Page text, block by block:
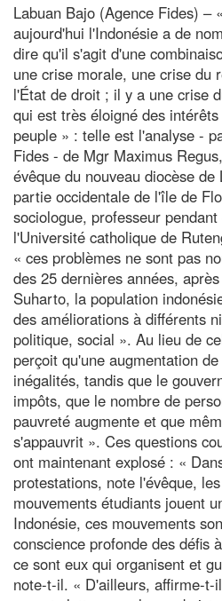
Labuan Bajo (Agence Fides) –
aujourd'hui l'Indonésie a de
dire qu'il s'agit d'une
une crise morale, une crise du
l'État de droit ; il y a une crise
qui est très éloigné des
peuple » : telle est l'analyse -
Fides - de Mgr Maximus
évêque du nouveau diocèse
partie occidentale de l'île de
sociologue, professeur
l'Université catholique de
« ces problèmes ne sont pas
des 25 dernières années,
Suharto, la population
des améliorations à différents
politique, social ». Au lieu de
perçoit qu'une augmentation
inégalités, tandis que le
impôts, que le nombre de
pauvreté augmente et que
s'appauvrit ». Ces questions
ont maintenant explosé : «
protestations, note l'évêque,
mouvements étudiants jouent
Indonésie, ces mouvements
conscience profonde des défis
ce sont eux qui organisent et
note-t-il. « D'ailleurs, affirme-t-